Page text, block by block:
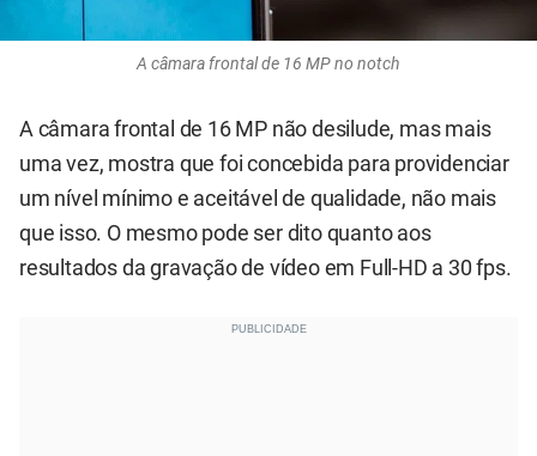
A câmara frontal de 16 MP no notch
A câmara frontal de 16 MP não desilude, mas mais
uma vez, mostra que foi concebida para providenciar
um nível mínimo e aceitável de qualidade, não mais
que isso. O mesmo pode ser dito quanto aos
resultados da gravação de vídeo em Full-HD a 30 fps.